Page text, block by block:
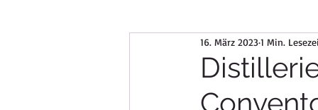
Vietti Barolo, Barbera, Piemont, Vi
Robert Parker Braida,
16. März 20231 Min.